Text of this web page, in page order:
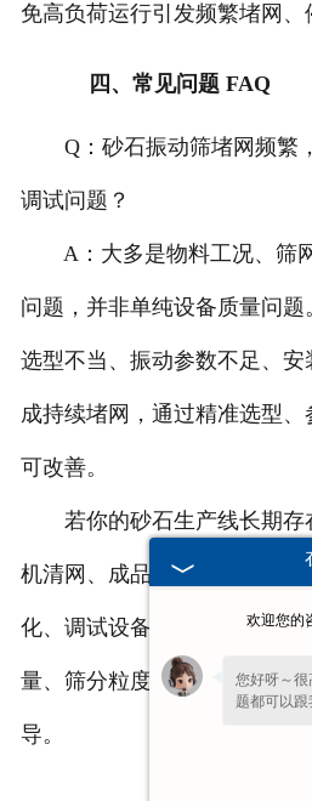
免高负荷运行引发频繁堵网、
四、常见问题 FAQ
Q：砂石振动筛堵网频繁
调试问题？
A：大多是物料工况、筛
问题，并非单纯设备质量问题
选型不当、振动参数不足、
成持续堵网，通过精准选型
可改善。
若你的砂石生产线长期存
机清网、成品质量不稳等问题
化、调试设备参数，可留言告
量、筛分粒度及产能需求，获
导。
欢迎您的
您好呀～很
题都可以跟